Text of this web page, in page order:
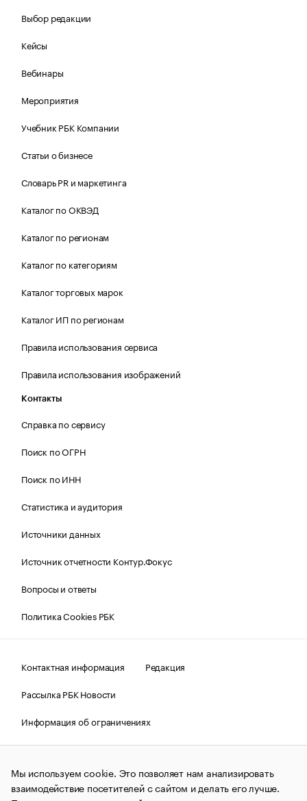
Выбор редакции
Кейсы
Вебинары
Мероприятия
Учебник РБК Компании
Статьи о бизнесе
Словарь PR и маркетинга
Каталог по ОКВЭД
Каталог по регионам
Каталог по категориям
Каталог торговых марок
Каталог ИП по регионам
Правила использования сервиса
Правила использования изображений
Контакты
Справка по сервису
Поиск по ОГРН
Поиск по ИНН
Статистика и аудитория
Источники данных
Источник отчетности Контур.Фокус
Вопросы и ответы
Политика Cookies РБК
Контактная информация
Редакция
Рассылка РБК Новости
Информация об ограничениях
Правовая информация
О соблюдении авторских прав
© АО «РОСБИЗНЕСКОНСАЛТИНГ»,1995–2026.Сообщения
и материалы информационного агентства «РБК»
(зарегистрировано Федеральной службой по надзору в сфере
Мы используем cookie. Это позволяет нам анализировать
взаимодействие посетителей с сайтом и делать его лучше.